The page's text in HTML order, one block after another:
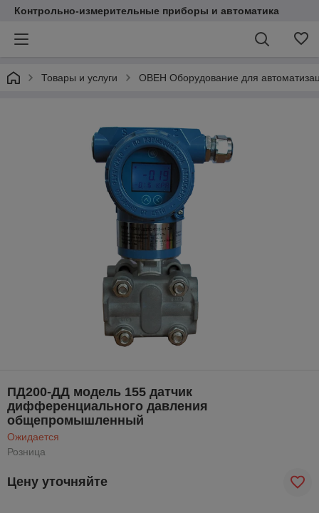
Контрольно-измерительные приборы и автоматика
Товары и услуги ОВЕН Оборудование для
ПД200-ДД модель 155 датчик
дифференциального давления
общепромышленный
Ожидается
Розница
Цену уточняйте